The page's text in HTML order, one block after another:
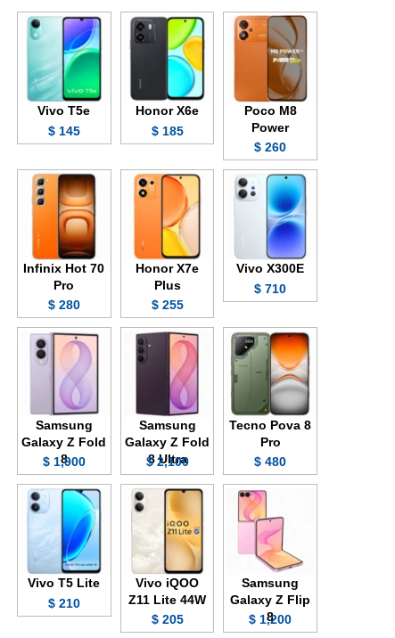
Poco M8
Power
260 $
Honor X6e
185 $
Vivo T5e
145 $
Vivo X300E
710 $
Honor X7e
Plus
255 $
Infinix Hot 70
Pro
280 $
Tecno Pova 8
Pro
480 $
Samsung
Galaxy Z Fold
8 Ultra
2,100 $
Samsung
Galaxy Z Fold
8
1,900 $
Samsung
Galaxy Z Flip
8
1,200 $
Vivo iQOO
Z11 Lite 44W
205 $
Vivo T5 Lite
210 $